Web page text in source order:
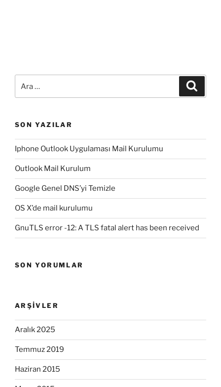
SON YAZILAR
Iphone Outlook Uygulaması Mail Kurulumu
Outlook Mail Kurulum
Google Genel DNS’yi Temizle
OS X’de mail kurulumu
GnuTLS error -12: A TLS fatal alert has been received
SON YORUMLAR
ARŞIVLER
Aralık 2025
Temmuz 2019
Haziran 2015